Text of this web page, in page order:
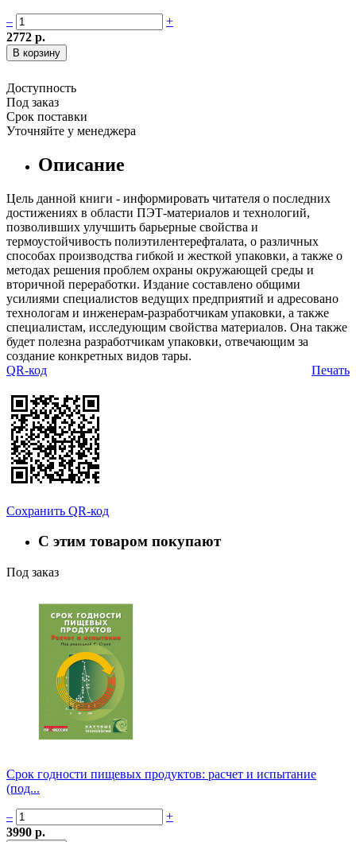
–
+
2772 р.
Доступность
Под заказ
Срок поставки
Уточняйте у менеджера
Описание
Цель данной книги - информировать читателя о последних
достижениях в области ПЭТ-материалов и технологий,
позволивших улучшить барьерные свойства и
термоустойчивость полиэтилентерефталата, о различных
способах производства гибкой и жесткой упаковки, а также о
методах решения проблем охраны окружающей среды и
вторичной переработки. Издание составлено общими
усилиями специалистов ведущих предприятий и адресовано
технологам и инженерам-разработчикам упаковки, а также
специалистам, исследующим свойства материалов. Она также
будет полезна разработчикам упаковки, отвечающим за
создание конкретных видов тары.
Печать
QR-код
Сохранить QR-код
С этим товаром покупают
Под заказ
Срок годности пищевых продуктов: расчет и испытание
(под...
–
+
3990 р.